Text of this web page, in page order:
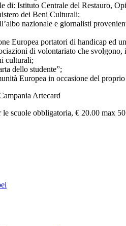
di: Istituto Centrale del Restauro,
dei Beni Culturali;
nazionale e giornalisti
Europea portatori di handicap ed
di volontariato che
culturali;
dello studente”;
Europea in occasione del
Artecard
le scuole obbligatoria, € 20.00 max